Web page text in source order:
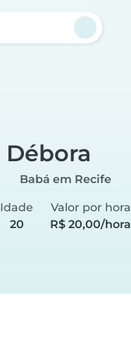
Débora
Babá em Recife
Idade
20
Valor por hora
R$ 20,00/hora